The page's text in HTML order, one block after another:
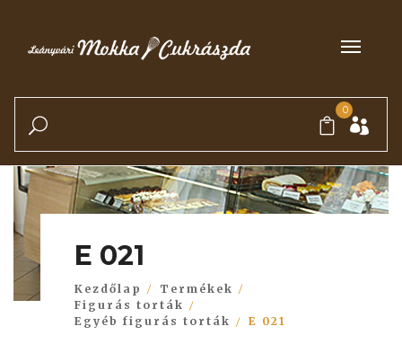
0
E 021
Kezdőlap
Termékek
Figurás torták
Egyéb figurás torták
E 021